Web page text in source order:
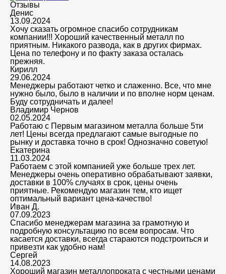
Отзывы
Денис
13.09.2024
Хочу сказать огромное спасибо сотрудникам
компании!!! Хороший качественный металл по
приятным. Никакого развода, как в других фирмах.
Цена по телефону и по факту заказа осталась
прежняя.
Кирилл
29.06.2024
Менеджеры работают четко и слаженно. Все, что мне
нужно было, было в наличии и по вполне норм ценам.
Буду сотрудничать и далее!
Владимир Чернов
02.05.2024
Работаю с Первым магазином металла больше 5ти
лет! Цены всегда предлагают самые выгодные по
рынку и доставка точно в срок! Однозначно советую!
Екатерина
11.03.2024
Работаем с этой компанией уже больше трех лет.
Менеджеры очень оперативно обрабатывают заявки,
доставки в 100% случаях в срок, цены очень
приятные. Рекомендую магазин тем, кто ищет
оптимальный вариант цена-качество!
Иван Д.
07.09.2023
Спасибо менеджерам магазина за грамотную и
подробную консультацию по всем вопросам. Что
касается доставки, всегда стараются подстроиться и
привезти как удобно нам!
Сергей
14.08.2023
Хороший магазин металлопроката с честными ценами